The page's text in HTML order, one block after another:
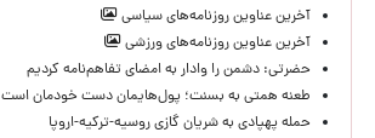
آخرین عناوین روزنامه‌های سیاسی
آخرین عناوین روزنامه‌های ورزشی
حضرتی: دشمن را وادار به امضای تفاهم‌نامه کردیم
طعنه همتی به بسنت؛ پول‌هایمان دست خودمان است
حمله پهپادی به شریان گازی روسیه-ترکیه-اروپا